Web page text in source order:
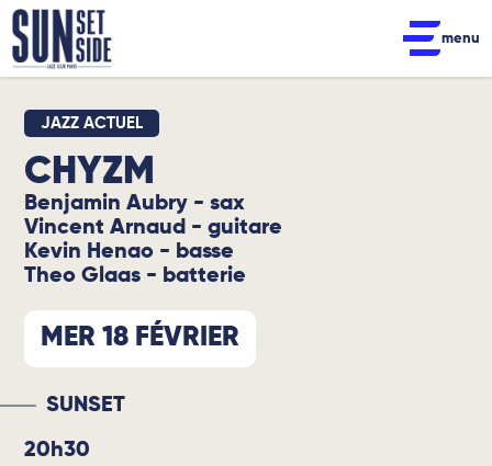
menu
JAZZ ACTUEL
CHYZM
Benjamin Aubry - sax
Vincent Arnaud - guitare
Kevin Henao - basse
Theo Glaas - batterie
MER 18 FÉVRIER
SUNSET
20h30